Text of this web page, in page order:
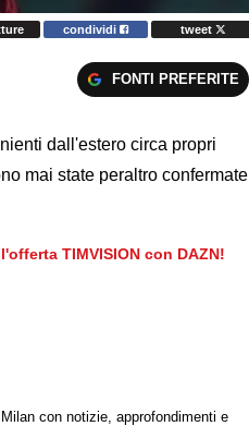
condividi tweet
FONTI PREFERITE
dall'estero circa propri
mai state peraltro confermate
TIMVISION con DAZN!
con notizie, approfondimenti e